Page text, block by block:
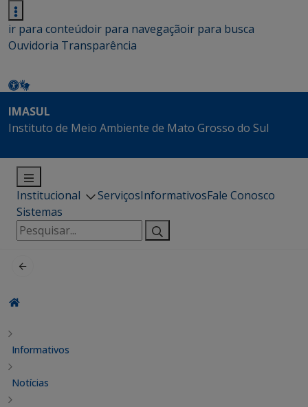
ir para conteúdoir para navegaçãoir para busca
Ouvidoria Transparência
IMASUL
Instituto de Meio Ambiente de Mato Grosso do Sul
Institucional ServiçosInformativosFale Conosco
Sistemas
Pesquisar
por:
Informativos
Notícias